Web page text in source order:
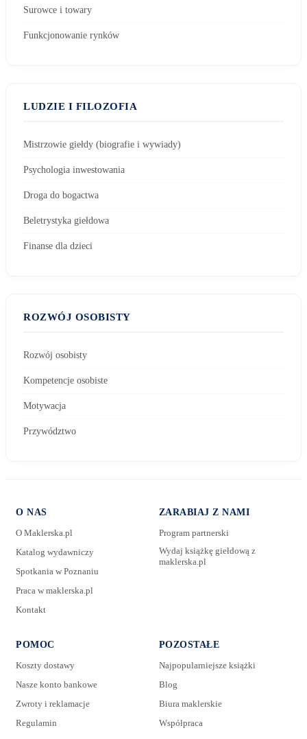
Surowce i towary
Funkcjonowanie rynków
LUDZIE I FILOZOFIA
Mistrzowie giełdy (biografie i wywiady)
Psychologia inwestowania
Droga do bogactwa
Beletrystyka giełdowa
Finanse dla dzieci
ROZWÓJ OSOBISTY
Rozwój osobisty
Kompetencje osobiste
Motywacja
Przywództwo
O NAS
O Maklerska.pl
Katalog wydawniczy
Spotkania w Poznaniu
Praca w maklerska.pl
Kontakt
ZARABIAJ Z NAMI
Program partnerski
Wydaj książkę giełdową z
maklerska.pl
POMOC
Koszty dostawy
Nasze konto bankowe
Zwroty i reklamacje
Regulamin
POZOSTAŁE
Najpopularniejsze książki
Blog
Biura maklerskie
Współpraca
E-mail: